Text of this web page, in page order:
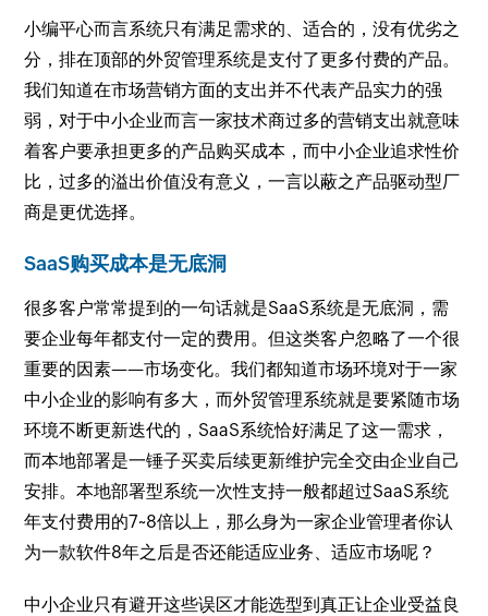
小编平心而言系统只有满足需求的、适合的，没有优劣之
分，排在顶部的外贸管理系统是支付了更多付费的产品。
我们知道在市场营销方面的支出并不代表产品实力的强
弱，对于中小企业而言一家技术商过多的营销支出就意味
着客户要承担更多的产品购买成本，而中小企业追求性价
比，过多的溢出价值没有意义，一言以蔽之产品驱动型厂
商是更优选择。
SaaS购买成本是无底洞
很多客户常常提到的一句话就是SaaS系统是无底洞，需
要企业每年都支付一定的费用。但这类客户忽略了一个很
重要的因素——市场变化。我们都知道市场环境对于一家
中小企业的影响有多大，而外贸管理系统就是要紧随市场
环境不断更新迭代的，SaaS系统恰好满足了这一需求，
而本地部署是一锤子买卖后续更新维护完全交由企业自己
安排。本地部署型系统一次性支持一般都超过SaaS系统
年支付费用的7~8倍以上，那么身为一家企业管理者你认
为一款软件8年之后是否还能适应业务、适应市场呢？
中小企业只有避开这些误区才能选型到真正让企业受益良